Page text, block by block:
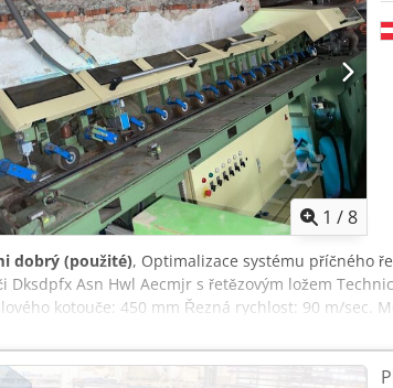
1 /8
dobrý (použité), Optimalizace systému příčného
Dksdpfx Asn Hwl Aecmjr s řetězovým ložem
kotouče: 450 mm Řezná rychlost: 90 m/sec.
šířka: 40 mm Min. vstupní délka: 500 mm
poblíž Ried im Innkreis